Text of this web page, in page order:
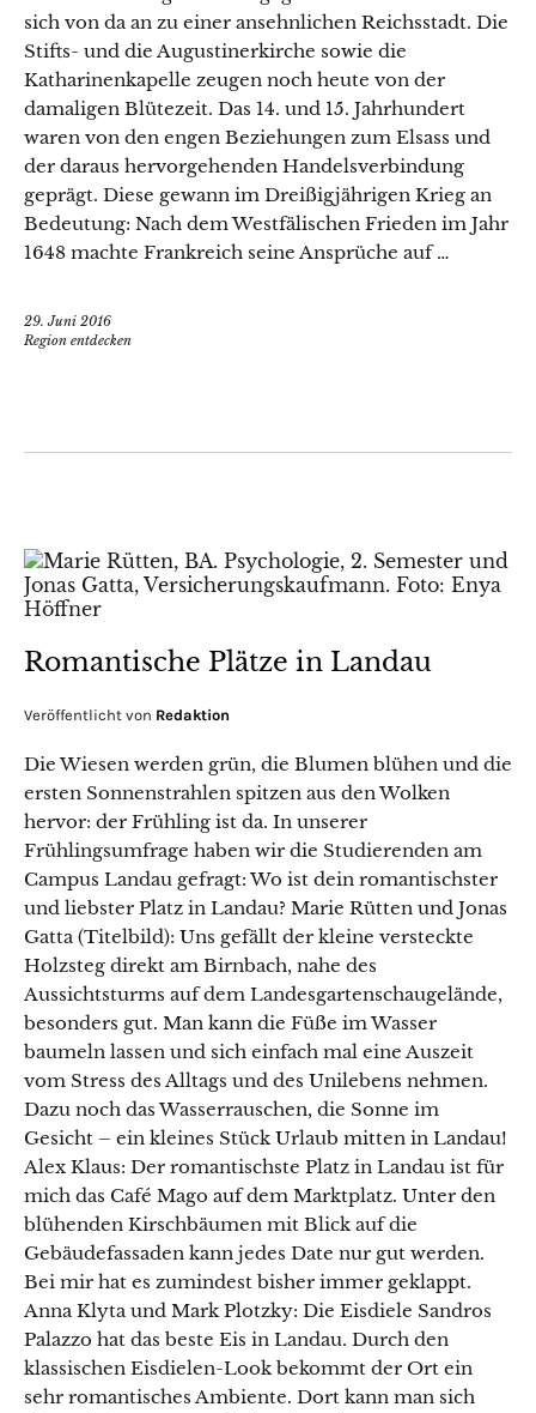
sich von da an zu einer ansehnlichen Reichsstadt. Die
Stifts- und die Augustinerkirche sowie die
Katharinenkapelle zeugen noch heute von der
damaligen Blütezeit. Das 14. und 15. Jahrhundert
waren von den engen Beziehungen zum Elsass und
der daraus hervorgehenden Handelsverbindung
geprägt. Diese gewann im Dreißigjährigen Krieg an
Bedeutung: Nach dem Westfälischen Frieden im Jahr
1648 machte Frankreich seine Ansprüche auf …
29. Juni 2016
Region entdecken
Romantische Plätze in Landau
Veröffentlicht von Redaktion
Die Wiesen werden grün, die Blumen blühen und die
ersten Sonnenstrahlen spitzen aus den Wolken
hervor: der Frühling ist da. In unserer
Frühlingsumfrage haben wir die Studierenden am
Campus Landau gefragt: Wo ist dein romantischster
und liebster Platz in Landau? Marie Rütten und Jonas
Gatta (Titelbild): Uns gefällt der kleine versteckte
Holzsteg direkt am Birnbach, nahe des
Aussichtsturms auf dem Landesgartenschaugelände,
besonders gut. Man kann die Füße im Wasser
baumeln lassen und sich einfach mal eine Auszeit
vom Stress des Alltags und des Unilebens nehmen.
Dazu noch das Wasserrauschen, die Sonne im
Gesicht – ein kleines Stück Urlaub mitten in Landau!
Alex Klaus: Der romantischste Platz in Landau ist für
mich das Café Mago auf dem Marktplatz. Unter den
blühenden Kirschbäumen mit Blick auf die
Gebäudefassaden kann jedes Date nur gut werden.
Bei mir hat es zumindest bisher immer geklappt.
Anna Klyta und Mark Plotzky: Die Eisdiele Sandros
Palazzo hat das beste Eis in Landau. Durch den
klassischen Eisdielen-Look bekommt der Ort ein
sehr romantisches Ambiente. Dort kann man sich